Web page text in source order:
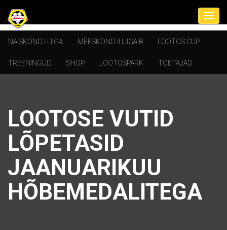
NAISKOND I LIIGA MEESKOND II LIIGA B LOOTOS CUP
TREENINGUD SHOP LOOTOSPARK TOETAJAD
LOOTOSE VUTID
LÕPETASID
JAANUARIKUU
HÕBEMEDALITEGA